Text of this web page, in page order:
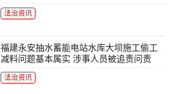
法治资讯
福建永安抽水蓄能电站水库大坝施工偷工
减料问题基本属实 涉事人员被追责问责
法治资讯